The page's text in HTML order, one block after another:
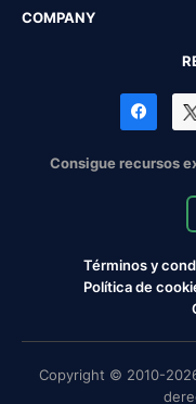
COMPANY
Consigue recursos
Términos y
Política de
Copyright © 2010-